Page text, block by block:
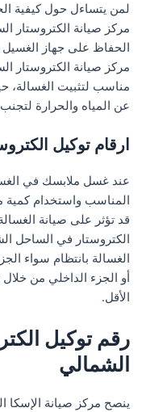
لمن يتساءل حول كيفية
مركز صيانة الكتروستار
الحفاظ على جهاز
مركز صيانة الكتروستار
مناسب لتثبيت الغسالة،
عن المياه والحرارة
ارقام توكيل
عند غسل ملابسك في
المناسب واستخدام كمية
قد تؤثر على صيانة
الكتروستار في الساحل
الغسالة بانتظام سواء
أو الجزء الداخلي من
الأقل.
رقم توكيل
الشمالي
ينصح مركز صيانة الإسكا